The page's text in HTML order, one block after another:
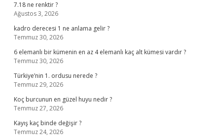
7.18 ne renktir ?
Ağustos 3, 2026
kadro derecesi 1 ne anlama gelir ?
Temmuz 30, 2026
6 elemanlı bir kümenin en az 4 elemanlı kaç alt kümesi vardır ?
Temmuz 30, 2026
Türkiye’nin 1. ordusu nerede ?
Temmuz 29, 2026
Koç burcunun en güzel huyu nedir ?
Temmuz 27, 2026
Kayış kaç binde değişir ?
Temmuz 24, 2026